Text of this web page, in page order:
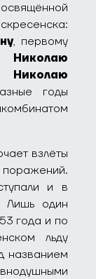
, первому
Николаю
Николаю
годы
взлёты
поражений.
и в
Лишь один
года и по
льду
названием